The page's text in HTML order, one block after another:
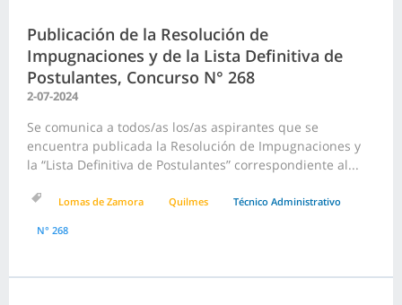
Publicación de la Resolución de
Impugnaciones y de la Lista Definitiva de
Postulantes, Concurso N° 268
2-07-2024
Se comunica a todos/as los/as aspirantes que se
encuentra publicada la Resolución de Impugnaciones y
la “Lista Definitiva de Postulantes” correspondiente al...
Lomas de Zamora Quilmes Técnico Administrativo
N° 268